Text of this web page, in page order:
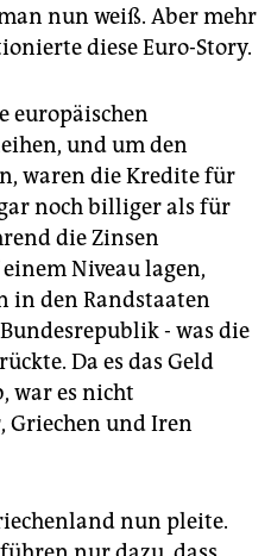
nun weiß. Aber mehr
diese Euro-Story.
europäischen
und um den
waren die Kredite für
noch billiger als für
die Zinsen
Niveau lagen,
in den Randstaaten
- was die
Da es das Geld
war es nicht
Griechen und Iren
nun pleite.